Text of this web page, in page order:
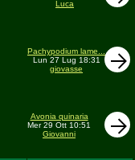
Luca
Pachypodium lame...
Lun 27 Lug 18:31
giovasse
Avonia quinaria
Mer 29 Ott 10:51
Giovanni